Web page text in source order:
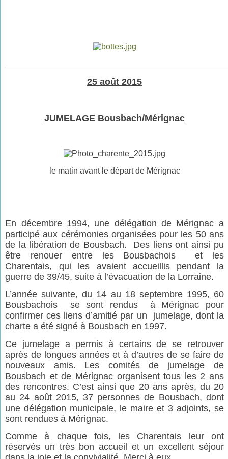
25 août 2015
JUMELAGE Bousbach/Mérignac
le matin avant le départ de Mérignac
En décembre 1994, une délégation de Mérignac a
participé aux cérémonies organisées pour les 50 ans
de la libération de Bousbach.
Des liens ont ainsi pu
être renouer entre les Bousbachois
et les
Charentais, qui les avaient accueillis pendant la
guerre de 39/45, suite à l’évacuation de la Lorraine.
L’année suivante, du 14 au 18 septembre 1995, 60
Bousbachois
se sont rendus
à Mérignac pour
confirmer ces liens d’amitié par un
jumelage, dont la
charte a été signé à Bousbach en 1997.
Ce jumelage a permis à certains de se retrouver
après de longues années et à d’autres de se faire de
nouveaux amis. Les comités de jumelage de
Bousbach et de Mérignac organisent tous les 2 ans
des rencontres. C’est ainsi que 20 ans après, du 20
au 24 août 2015, 37 personnes de Bousbach, dont
une délégation municipale, le maire et 3 adjoints, se
sont rendues à Mérignac.
Comme à chaque fois, les Charentais leur ont
réservés un très bon accueil et un excellent séjour